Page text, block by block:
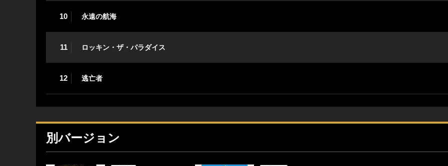
10 永遠の航海
11 ロッキン・ザ・パラダイス
12 逃亡者
別バージョン